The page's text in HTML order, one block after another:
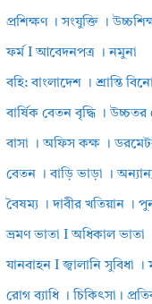
প্রশিক্ষণ । সংযুক্তি ।
ফর্ম I আবেদনপত্র । নমুনা
বহি: বাংলাদেশ । শ্রান্তি
বার্ষিক বেতন বৃদ্ধি । উচ্চতর
বাসা । অফিস কক্ষ ।
বেতন । বাড়ি ভাড়া ।
বৈষম্য । দাবীর খতিয়ান ।
ভ্রমণ ভাতা I অধিকাল ভাতা
যানবাহন I জ্বালানি সুবিধা ।
রোগ ব্যাধি । চিকিৎসা।